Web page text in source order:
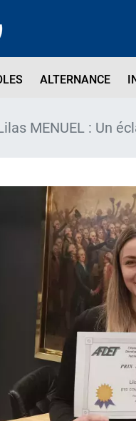
ALTERNANCE
MENUEL : Un